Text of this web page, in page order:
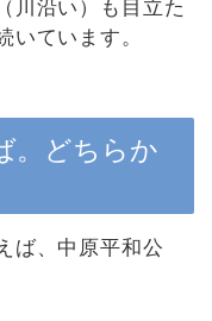
川沿い）も目立た
いています。
。どちらか
ば、中原平和公